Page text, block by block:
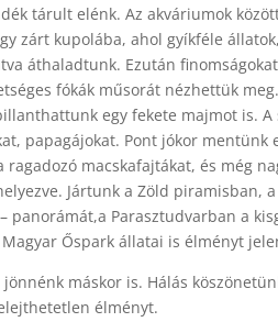
tárult elénk. Az akváriumok
zárt kupolába, ahol gyíkféle
áthaladtunk. Ezután
fókák műsorát nézhettük
egy fekete majmot is.
papagájokat. Pont jókor
macskafajtákat, és még
Jártunk a Zöld piramisban,
panorámát,a Parasztudvarban a
Őspark állatai is élményt
máskor is. Hálás
élményt.